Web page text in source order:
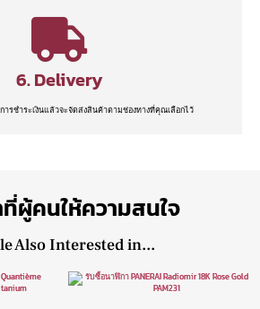
6. Delivery
ารชำระเงินแล้วจะจัดส่งสินค้าตามช่องทางที่คุณเลือกไว้
ผู้คนให้ความสนใจ
Also Interested in...